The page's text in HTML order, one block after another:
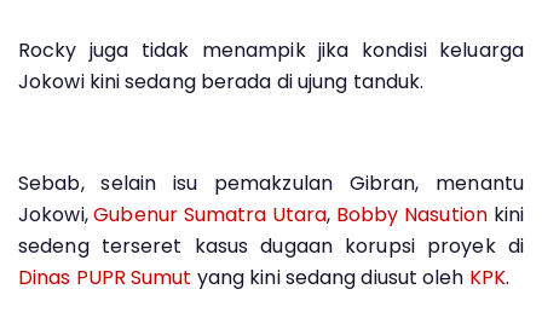
Rocky juga tidak menampik jika kondisi keluarga
Jokowi kini sedang berada di ujung tanduk.
Sebab, selain isu pemakzulan Gibran, menantu
Jokowi,Gubenur Sumatra Utara, Bobby Nasution kini
sedeng terseret kasus dugaan korupsi proyek di
Dinas PUPR Sumut yang kini sedang diusut oleh KPK.